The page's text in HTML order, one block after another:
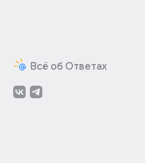
Всё об Ответах